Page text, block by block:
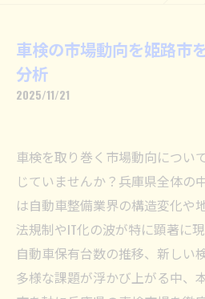
車検の市場動向を姫路市
分析
2025/11/21
車検を取り巻く市場動向につい
じていませんか？兵庫県全体の
は自動車整備業界の構造変化や
法規制やIT化の波が特に顕著に
自動車保有台数の推移、新しい
多様な課題が浮かび上がる中、